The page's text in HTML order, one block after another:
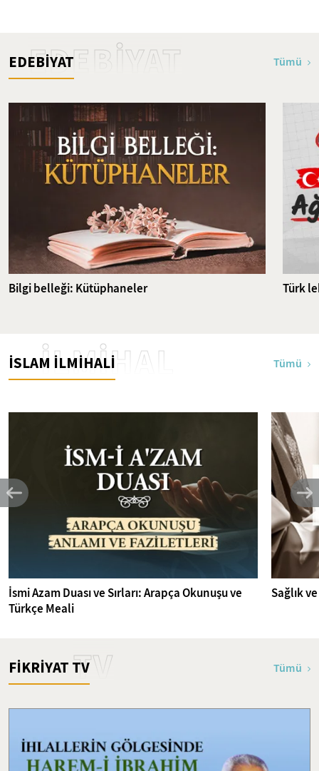
EDEBİYAT
EDEBİYAT Tümü
Bilgi belleği: Kütüphaneler Türk
İSLAM İLMİHALİ
İLMİHAL Tümü
İsmi Azam Duası ve Sırları: Arapça Okunuşu ve
Türkçe Meali
Sağlık
FİKRİYAT TVTV Tümü